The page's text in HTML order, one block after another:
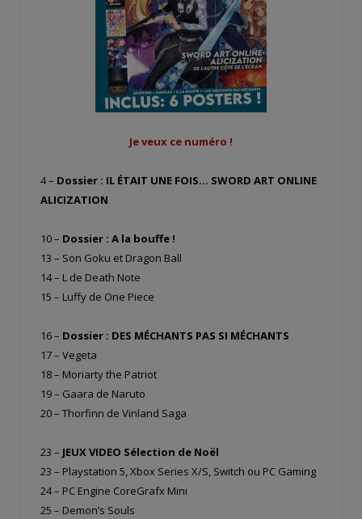
Je veux ce numéro !
4 – Dossier : IL ÉTAIT UNE FOIS… SWORD ART ONLINE
ALICIZATION
10 – Dossier : A la bouffe !
13 – Son Goku et Dragon Ball
14 – L de Death Note
15 – Luffy de One Piece
16 – Dossier : DES MÉCHANTS PAS SI MÉCHANTS
17 – Vegeta
18 – Moriarty the Patriot
19 – Gaara de Naruto
20 – Thorfinn de Vinland Saga
23 – JEUX VIDEO Sélection de Noël
23 – Playstation 5, Xbox Series X/S, Switch ou PC Gaming
24 – PC Engine CoreGrafx Mini
25 – Demon’s Souls